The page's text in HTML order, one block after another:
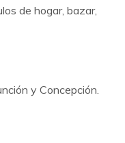
de hogar, bazar,
y Concepción.